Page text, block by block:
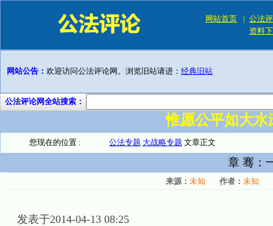
网站首页 | 公法
资料
网站公告： 欢迎访问公法评论网。浏览旧站请进： 经典旧站
公法评论网全站搜索：
惟愿公平如大
您现在的位置 : 公法专题 大战略专题 文章正文
章 骞：
来源： 未知 作者： 未知
发表于2014-04-13 08:25